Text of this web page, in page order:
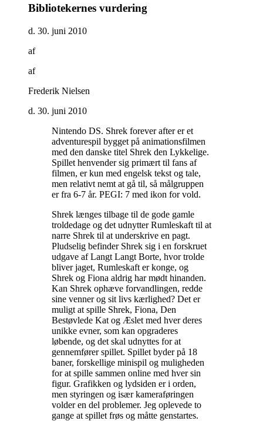
Bibliotekernes vurdering
d. 30. juni 2010
af
af
Frederik Nielsen
d. 30. juni 2010
Nintendo DS. Shrek forever after er et
adventurespil bygget på animationsfilmen
med den danske titel Shrek den Lykkelige.
Spillet henvender sig primært til fans af
filmen, er kun med engelsk tekst og tale,
men relativt nemt at gå til, så målgruppen
er fra 6-7 år. PEGI: 7 med ikon for vold.
Shrek længes tilbage til de gode gamle
troldedage og det udnytter Rumleskaft til at
narre Shrek til at underskrive en pagt.
Pludselig befinder Shrek sig i en forskruet
udgave af Langt Langt Borte, hvor trolde
bliver jaget, Rumleskaft er konge, og
Shrek og Fiona aldrig har mødt hinanden.
Kan Shrek ophæve forvandlingen, redde
sine venner og sit livs kærlighed? Det er
muligt at spille Shrek, Fiona, Den
Bestøvlede Kat og Æslet med hver deres
unikke evner, som kan opgraderes
løbende, og det skal udnyttes for at
gennemfører spillet. Spillet byder på 18
baner, forskellige minispil og muligheden
for at spille sammen online med hver sin
figur. Grafikken og lydsiden er i orden,
men styringen og især kameraføringen
volder en del problemer. Jeg oplevede to
gange at spillet frøs og måtte genstartes.